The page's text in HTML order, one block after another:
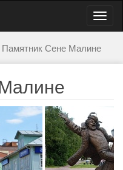
Памятник Сене Малине